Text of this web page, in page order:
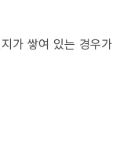
가 쌓여 있는 경우가